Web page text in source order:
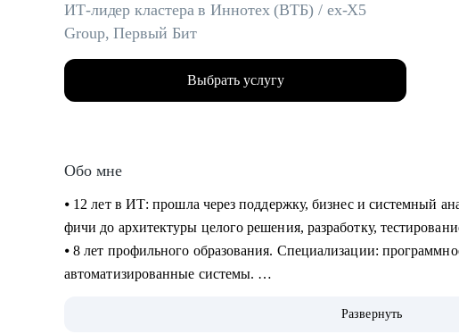
ИТ-лидер кластера в Иннотех (ВТБ) / ex-X5
Group, Первый Бит
Выбрать услугу
Обо мне
⦁ 12 лет в ИТ: прошла через поддержку, бизнес и системный
фичи до архитектуры целого решения, разработку,
⦁ 8 лет профильного образования. Специализации:
автоматизированные системы.
человек, так и в нескольких бизнес-доменах общей
Развернуть